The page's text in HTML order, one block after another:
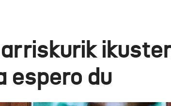
espero du